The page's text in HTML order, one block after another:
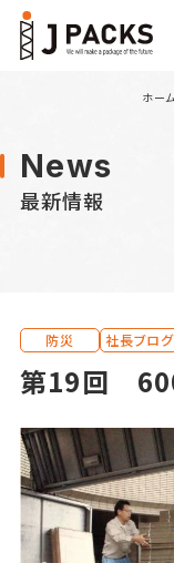
ホー
News
最新情報
防災 社長ブログ
第19回